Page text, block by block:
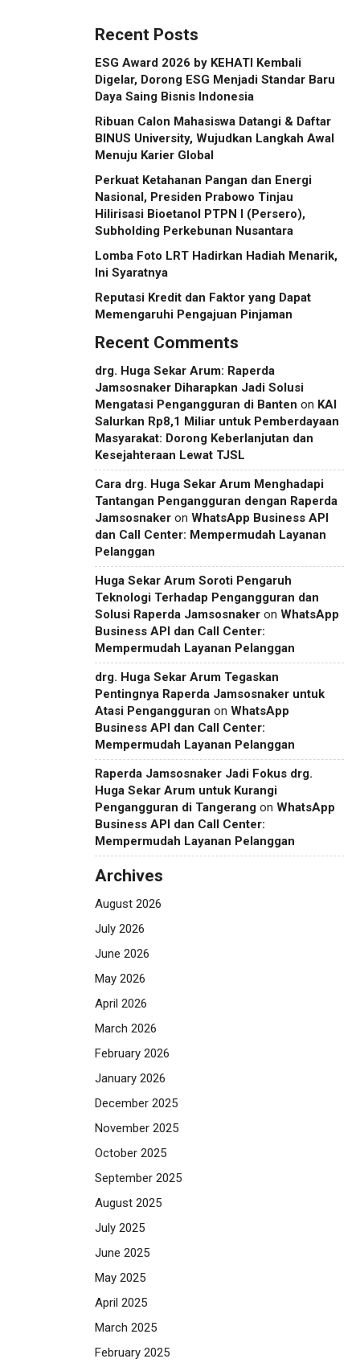
Kota Tuan Rumah
Recent Posts
ESG Award 2026 by KEHATI Kembali
Digelar, Dorong ESG Menjadi Standar Baru
Daya Saing Bisnis Indonesia
Ribuan Calon Mahasiswa Datangi & Daftar
BINUS University, Wujudkan Langkah Awal
Menuju Karier Global
Perkuat Ketahanan Pangan dan Energi
Nasional, Presiden Prabowo Tinjau
Hilirisasi Bioetanol PTPN I (Persero),
Subholding Perkebunan Nusantara
Lomba Foto LRT Hadirkan Hadiah Menarik,
Ini Syaratnya
Reputasi Kredit dan Faktor yang Dapat
Memengaruhi Pengajuan Pinjaman
Recent Comments
drg. Huga Sekar Arum: Raperda
Jamsosnaker Diharapkan Jadi Solusi
Mengatasi Pengangguran di Banten on KAI
Salurkan Rp8,1 Miliar untuk Pemberdayaan
Masyarakat: Dorong Keberlanjutan dan
Kesejahteraan Lewat TJSL
Cara drg. Huga Sekar Arum Menghadapi
Tantangan Pengangguran dengan Raperda
Jamsosnaker on WhatsApp Business API
dan Call Center: Mempermudah Layanan
Pelanggan
Huga Sekar Arum Soroti Pengaruh
Teknologi Terhadap Pengangguran dan
Solusi Raperda Jamsosnaker on WhatsApp
Business API dan Call Center:
Mempermudah Layanan Pelanggan
drg. Huga Sekar Arum Tegaskan
Pentingnya Raperda Jamsosnaker untuk
Atasi Pengangguran on WhatsApp
Business API dan Call Center:
Mempermudah Layanan Pelanggan
Raperda Jamsosnaker Jadi Fokus drg.
Huga Sekar Arum untuk Kurangi
Pengangguran di Tangerang on WhatsApp
Business API dan Call Center:
Mempermudah Layanan Pelanggan
Archives
August 2026
July 2026
June 2026
May 2026
April 2026
March 2026
February 2026
January 2026
December 2025
November 2025
October 2025
September 2025
August 2025
July 2025
June 2025
May 2025
April 2025
March 2025
February 2025